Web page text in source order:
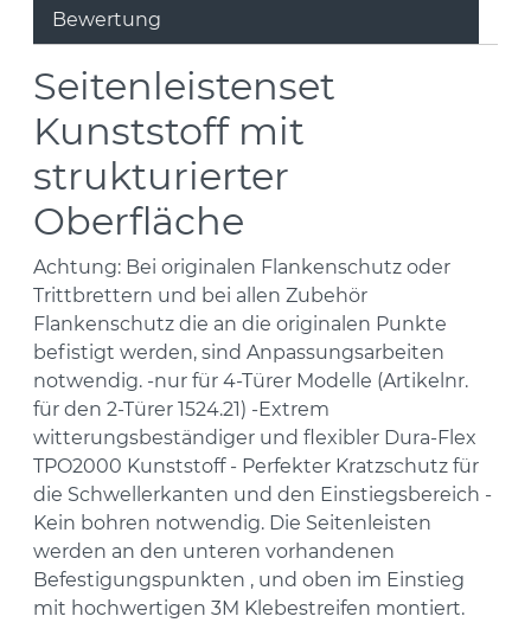
Bewertung
Seitenleistenset
Kunststoff mit
strukturierter
Oberfläche
Achtung: Bei originalen Flankenschutz oder
Trittbrettern und bei allen Zubehör
Flankenschutz die an die originalen Punkte
befistigt werden, sind Anpassungsarbeiten
notwendig. -nur für 4-Türer Modelle (Artikelnr.
für den 2-Türer 1524.21) -Extrem
witterungsbeständiger und flexibler Dura-Flex
TPO2000 Kunststoff - Perfekter Kratzschutz für
die Schwellerkanten und den Einstiegsbereich -
Kein bohren notwendig. Die Seitenleisten
werden an den unteren vorhandenen
Befestigungspunkten , und oben im Einstieg
mit hochwertigen 3M Klebestreifen montiert.